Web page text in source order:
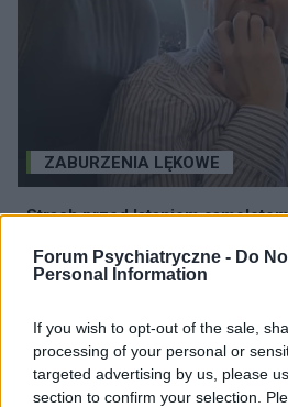
Forum Psychiatryczne - Do
Personal Information
If you wish to opt-out of the sale,
processing of your personal or
targeted advertising by us, please
section to confirm your selection.
ZABURZENIA LĘKOWE
Strach przed lataniem
Szacuje się, że aż 1/3 Polaków boi
sporo „dobrych rad”, a wśród nich...